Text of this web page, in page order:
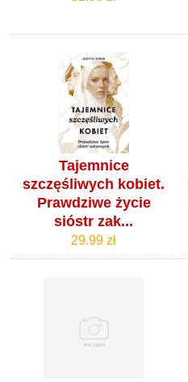
Tajemnice
szczęśliwych kobiet.
Prawdziwe życie
sióstr zak...
29.99 zł